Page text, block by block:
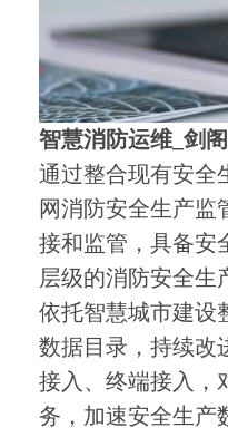
智慧消防运维_剑
通过整合现有安全
网消防安全生产监
接和监管，具备安
层级的消防安全生
依托智慧城市建设
数据目录，持续改
接入、终端接入，
务，加速安全生产